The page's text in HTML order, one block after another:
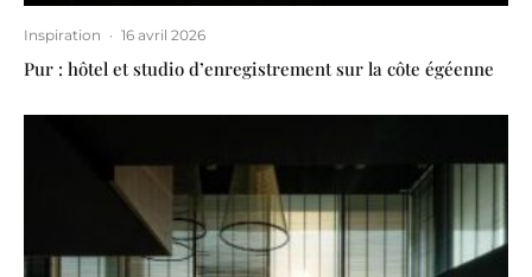
Inspiration · 16 avril 2026
Pur : hôtel et studio d’enregistrement sur la côte égéenne